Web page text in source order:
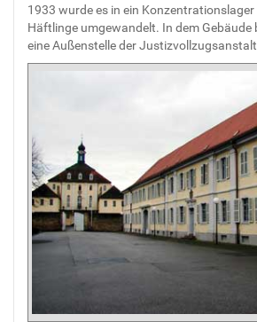
1933 wurde es in ein
Häftlinge umgewandelt. In dem Gebäude
eine Außenstelle der